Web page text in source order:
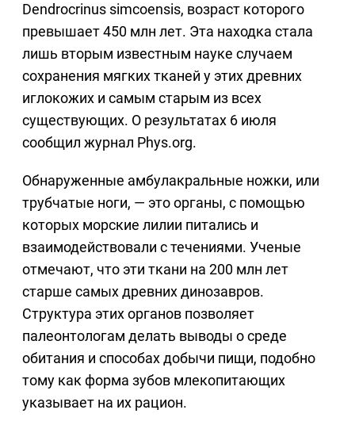
Dendrocrinus simcoensis, возраст которого
превышает 450 млн лет. Эта находка стала
лишь вторым известным науке случаем
сохранения мягких тканей у этих древних
иглокожих и самым старым из всех
существующих. О результатах 6 июля
сообщил журнал Phys.org.
Обнаруженные амбулакральные ножки, или
трубчатые ноги, — это органы, с помощью
которых морские лилии питались и
взаимодействовали с течениями. Ученые
отмечают, что эти ткани на 200 млн лет
старше самых древних динозавров.
Структура этих органов позволяет
палеонтологам делать выводы о среде
обитания и способах добычи пищи, подобно
тому как форма зубов млекопитающих
указывает на их рацион.